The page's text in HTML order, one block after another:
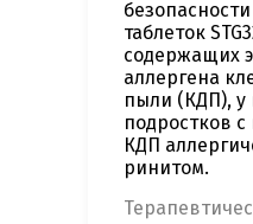
таблеток
содержащих
аллергена
пыли (КДП), у
подростков
КДП
ринитом.